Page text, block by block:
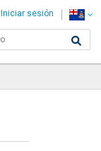
Iniciar sesión